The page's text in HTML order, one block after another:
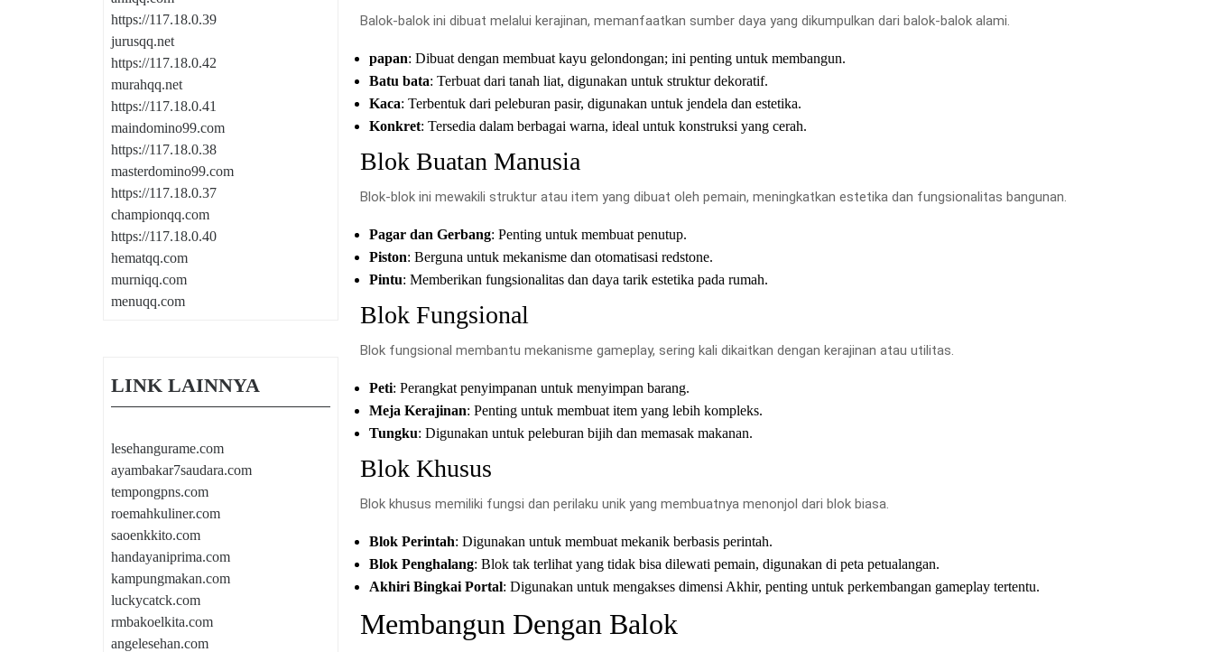
https://117.18.0.39
jurusqq.net
https://117.18.0.42
murahqq.net
https://117.18.0.41
maindomino99.com
https://117.18.0.38
masterdomino99.com
https://117.18.0.37
championqq.com
https://117.18.0.40
hematqq.com
murniqq.com
menuqq.com
LINK LAINNYA
lesehangurame.com
ayambakar7saudara.com
tempongpns.com
roemahkuliner.com
saoenkkito.com
handayaniprima.com
kampungmakan.com
luckycatck.com
rmbakoelkita.com
angelesehan.com
Balok-balok ini dibuat melalui kerajinan, memanfaatkan sumber daya yang dikumpulkan dari balok-balok alami.
papan: Dibuat dengan membuat kayu gelondongan; ini penting untuk membangun.
Batu bata: Terbuat dari tanah liat, digunakan untuk struktur dekoratif.
Kaca: Terbentuk dari peleburan pasir, digunakan untuk jendela dan estetika.
Konkret: Tersedia dalam berbagai warna, ideal untuk konstruksi yang cerah.
Blok Buatan Manusia
Blok-blok ini mewakili struktur atau item yang dibuat oleh pemain, meningkatkan estetika dan fungsionalitas bangunan.
Pagar dan Gerbang: Penting untuk membuat penutup.
Piston: Berguna untuk mekanisme dan otomatisasi redstone.
Pintu: Memberikan fungsionalitas dan daya tarik estetika pada rumah.
Blok Fungsional
Blok fungsional membantu mekanisme gameplay, sering kali dikaitkan dengan kerajinan atau utilitas.
Peti: Perangkat penyimpanan untuk menyimpan barang.
Meja Kerajinan: Penting untuk membuat item yang lebih kompleks.
Tungku: Digunakan untuk peleburan bijih dan memasak makanan.
Blok Khusus
Blok khusus memiliki fungsi dan perilaku unik yang membuatnya menonjol dari blok biasa.
Blok Perintah: Digunakan untuk membuat mekanik berbasis perintah.
Blok Penghalang: Blok tak terlihat yang tidak bisa dilewati pemain, digunakan di peta petualangan.
Akhiri Bingkai Portal: Digunakan untuk mengakses dimensi Akhir, penting untuk perkembangan gameplay tertentu.
Membangun Dengan Balok